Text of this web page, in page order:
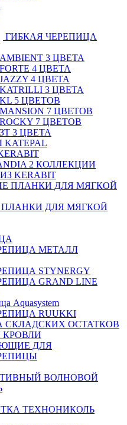
ГИБКАЯ ЧЕРЕПИЦА
3 ЦВЕТА
4 ЦВЕТА
4 ЦВЕТА
3 ЦВЕТА
5 ЦВЕТОВ
7 ЦВЕТОВ
7 ЦВЕТОВ
3 ЦВЕТА
2 КОЛЛЕКЦИИ
KERABIT
ДЛЯ МЯГКОЙ
МЕТАЛЛ
STYNERGY
GRAND LINE
Aquasystem
RUUKKI
СКЛАДСКИХ ОСТАТКОВ
КРОВЛИ
ДЛЯ
ВОЛНОВОЙ